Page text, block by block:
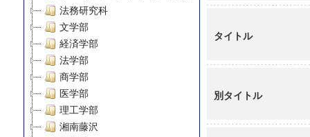
法務研究科
文学部
経済学部
法学部
商学部
医学部
理工学部
湘南藤沢
タイトル
別タイトル